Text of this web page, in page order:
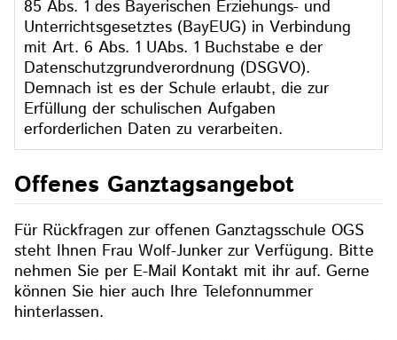
85 Abs. 1 des Bayerischen Erziehungs- und
Unterrichtsgesetztes (BayEUG) in Verbindung
mit Art. 6 Abs. 1 UAbs. 1 Buchstabe e der
Datenschutzgrundverordnung (DSGVO).
Demnach ist es der Schule erlaubt, die zur
Erfüllung der schulischen Aufgaben
erforderlichen Daten zu verarbeiten.
Offenes Ganztagsangebot
Für Rückfragen zur offenen Ganztagsschule OGS
steht Ihnen Frau Wolf-Junker zur Verfügung. Bitte
nehmen Sie per E-Mail Kontakt mit ihr auf. Gerne
können Sie hier auch Ihre Telefonnummer
hinterlassen.